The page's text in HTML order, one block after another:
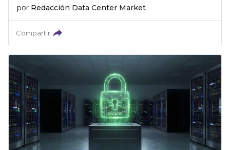
por Redacción Data Center Market
Compartir